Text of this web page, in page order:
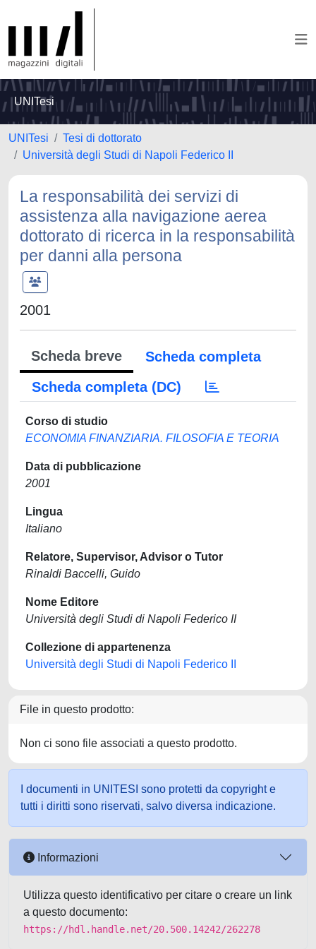
UNITesi
UNITesi
Tesi di dottorato
Università degli Studi di Napoli Federico II
La responsabilità dei servizi di
assistenza alla navigazione aerea
dottorato di ricerca in la responsabilità
per danni alla persona
2001
Scheda breve
Scheda completa
Scheda completa (DC)
Corso di studio
ECONOMIA FINANZIARIA. FILOSOFIA E TEORIA
Data di pubblicazione
2001
Lingua
Italiano
Relatore, Supervisor, Advisor o Tutor
Rinaldi Baccelli, Guido
Nome Editore
Università degli Studi di Napoli Federico II
Collezione di appartenenza
Università degli Studi di Napoli Federico II
File in questo prodotto:
Non ci sono file associati a questo prodotto.
I documenti in UNITESI sono protetti da copyright e
tutti i diritti sono riservati, salvo diversa indicazione.
Informazioni
Utilizza questo identificativo per citare o creare un link
a questo documento:
https://hdl.handle.net/20.500.14242/262278